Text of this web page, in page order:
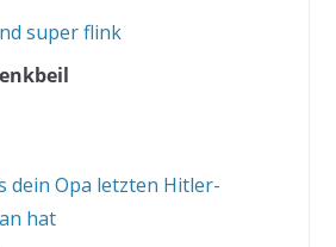
super flink
dein Opa letzten Hitler-
hat